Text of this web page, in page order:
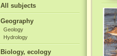
All subjects
Geography
Geology
Hydrology
Biology, ecology